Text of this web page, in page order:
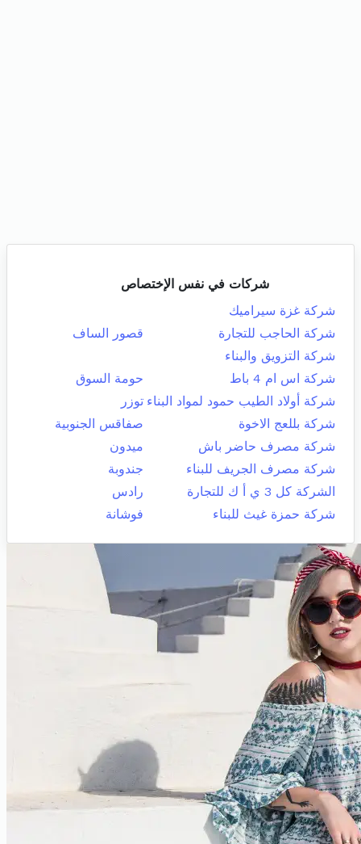
شركات في نفس الإختصاص
شركة غزة سيراميك
شركة الحاجب للتجارة
قصور الساف
شركة التزويق والبناء
شركة اس ام 4 باط
حومة السوق
شركة أولاد الطيب حمود لمواد البناء توزر
شركة بللعج الاخوة
صفاقس الجنوبية
شركة مصرف حاضر باش
ميدون
شركة مصرف الجريف للبناء
جندوبة
الشركة كل 3 ي أ ك للتجارة
رادس
شركة حمزة غيث للبناء
فوشانة